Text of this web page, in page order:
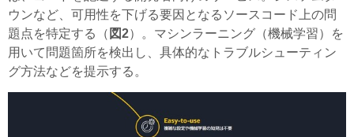
ウンなど、可用性を下げる要因となるソースコード上の問
題点を特定する（ 図2）。マシンラーニング（機械学習）を
用いて問題箇所を検出し、具体的なトラブルシューティン
グ方法などを提示する。